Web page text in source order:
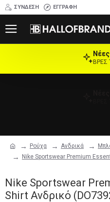
ΣΎΝΔΕΣΗ ΕΓΓΡΑΦΉ
Ρούχα Ανδρικά
Nike Sportswear Premium
ΒΡΕΣ
Nike Sportswear
Shirt Ανδρικό